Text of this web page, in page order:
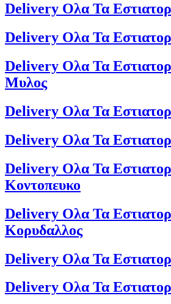
Delivery Ολα Τα
Delivery Ολα Τα
Delivery Ολα Τα
Μυλος
Delivery Ολα Τα
Delivery Ολα Τα
Delivery Ολα Τα
Κοντοπευκο
Delivery Ολα Τα
Κορυδαλλος
Delivery Ολα Τα
Delivery Ολα Τα